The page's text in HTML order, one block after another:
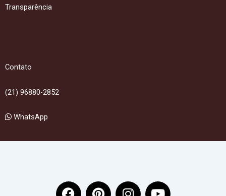
Transparência
Contato
(21) 96880-2852
WhatsApp
F
P
I
Y